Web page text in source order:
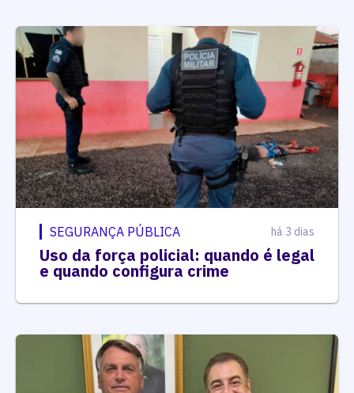
SEGURANÇA PÚBLICA há 3 dias
Uso da força policial: quando é legal
e quando configura crime